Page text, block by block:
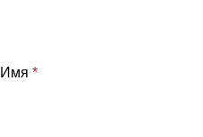
Имя *